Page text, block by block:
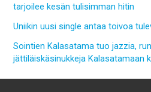
tarjoilee kesän tulisimman hitin
Uniikin uusi single antaa toivoa
Sointien Kalasatama tuo jazzia,
jättiläiskäsinukkeja Kalasatamaan